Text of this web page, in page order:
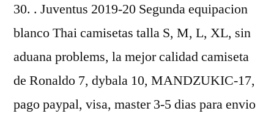
30. . Juventus 2019-20 Segunda equipacion
blanco Thai camisetas talla S, M, L, XL, sin
aduana problems, la mejor calidad camiseta
de Ronaldo 7, dybala 10, MANDZUKIC-17,
pago paypal, visa, master 3-5 dias para envio